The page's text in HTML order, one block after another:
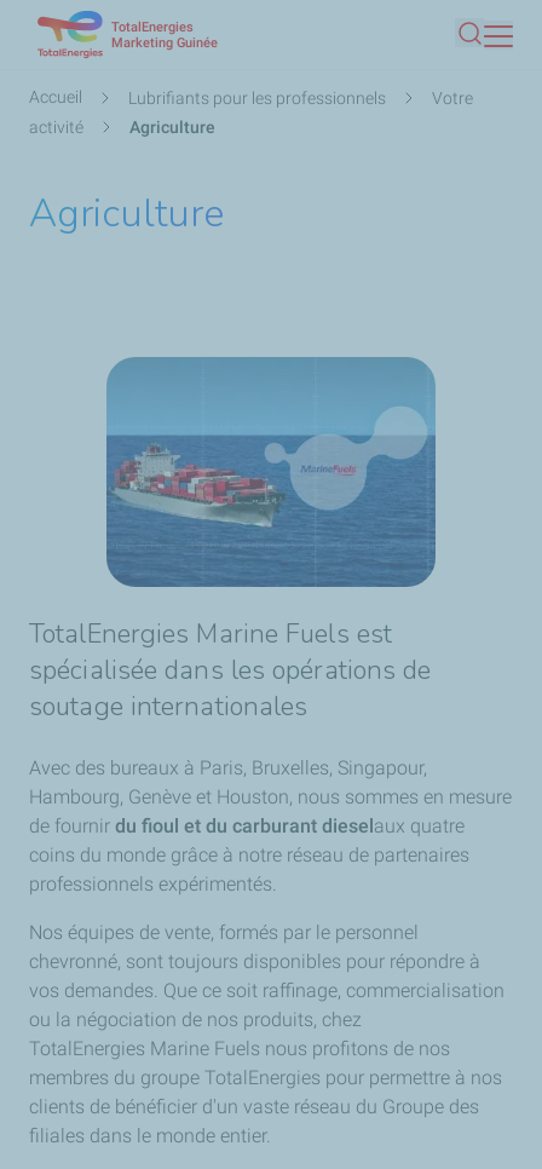
contenu
TotalEnergies
Marketing Guinée
Fil
d'Ariane
Accueil Lubrifiants pour les professionnels
Votre
activité
Agriculture
Agriculture
TotalEnergies Marine Fuels est
spécialisée dans les opérations de
soutage internationales
Avec des bureaux à Paris, Bruxelles, Singapour,
Hambourg, Genève et Houston, nous sommes en mesure
de fournir du fioul et du carburant dieselaux quatre
coins du monde grâce à notre réseau de partenaires
professionnels expérimentés.
Nos équipes de vente, formés par le personnel
chevronné, sont toujours disponibles pour répondre à
vos demandes. Que ce soit raffinage, commercialisation
ou la négociation de nos produits, chez
TotalEnergies Marine Fuels nous profitons de nos
membres du groupe TotalEnergies pour permettre à nos
clients de bénéficier d'un vaste réseau du Groupe des
filiales dans le monde entier.